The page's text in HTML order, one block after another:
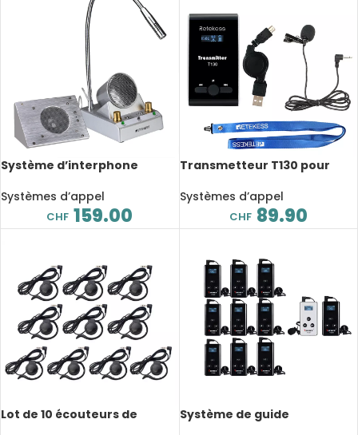
Système d’interphone
d’aluminium
Systèmes d’appel
CHF 159.00
Transmetteur T130 pour
touristique sans fil
Systèmes d’appel
CHF 89.90
Lot de 10 écouteurs de
Système de guide